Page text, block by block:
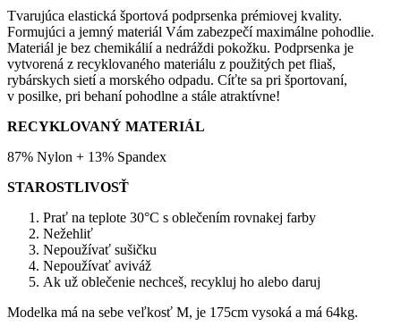
Tvarujúca elastická športová podprsenka prémiovej kvality.
Formujúci a jemný materiál Vám zabezpečí maximálne pohodlie.
Materiál je bez chemikálií a nedráždi pokožku. Podprsenka je
vytvorená z recyklovaného materiálu z použitých pet fliaš,
rybárskych sietí a morského odpadu. Cíťte sa pri športovaní,
v posilke, pri behaní pohodlne a stále atraktívne!
RECYKLOVANÝ MATERIÁL
87% Nylon + 13% Spandex
STAROSTLIVOSŤ
Prať na teplote 30°C s oblečením rovnakej farby
Nežehliť
Nepoužívať sušičku
Nepoužívať aviváž
Ak už oblečenie nechceš, recykluj ho alebo daruj
Modelka má na sebe veľkosť M, je 175cm vysoká a má 64kg.